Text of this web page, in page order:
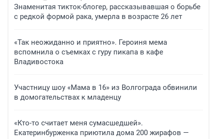
Знаменитая тикток-блогер, рассказывавшая о борьбе
с редкой формой рака, умерла в возрасте 26 лет
«Так неожиданно и приятно». Героиня мема
вспомнила о съемках с гуру пикапа в кафе
Владивостока
Участницу шоу «Мама в 16» из Волгограда обвинили
в домогательствах к младенцу
«Кто-то считает меня сумасшедшей».
Екатеринбурженка приютила дома 200 жирафов —